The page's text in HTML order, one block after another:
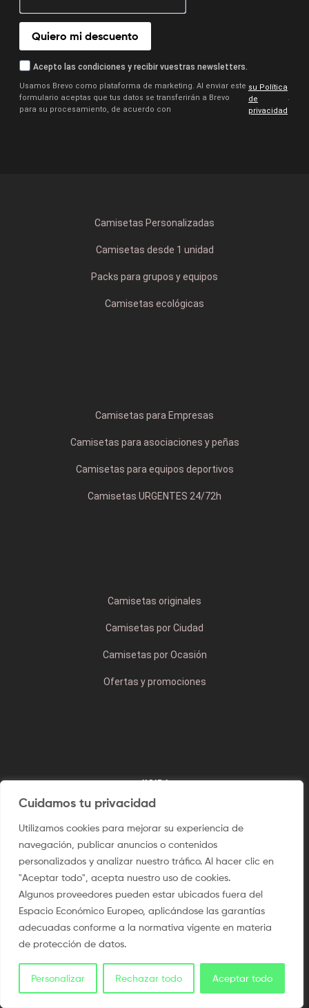
Cuidamos tu privacidad
Utilizamos cookies para mejorar su experiencia de
navegación, publicar anuncios o contenidos
personalizados y analizar nuestro tráfico. Al hacer clic en
"Aceptar todo", acepta nuestro uso de cookies.
Algunos proveedores pueden estar ubicados fuera del
Espacio Económico Europeo, aplicándose las garantías
adecuadas conforme a la normativa vigente en materia
de protección de datos.
Personalizar Rechazar todo Aceptar todo
Quiero mi descuento
Acepto las condiciones y recibir vuestras newsletters.
Usamos Brevo como plataforma de marketing. Al enviar este
formulario aceptas que tus datos se transferirán a Brevo
para su procesamiento, de acuerdo con
su Política
de
privacidad
.
Camisetas Personalizadas
Camisetas desde 1 unidad
Packs para grupos y equipos
Camisetas ecológicas
Camisetas para Empresas
Camisetas para asociaciones y peñas
Camisetas para equipos deportivos
Camisetas URGENTES 24/72h
Camisetas originales
Camisetas por Ciudad
Camisetas por Ocasión
Ofertas y promociones
AYUDA
Devoluciones y cambios
Seguimiento de mi pedido
Guía de tallas